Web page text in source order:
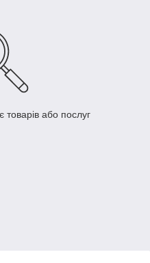
товарів або послуг